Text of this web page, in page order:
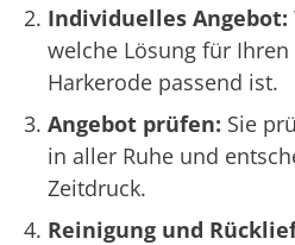
Individuelles Angebot:
welche Lösung für
Harkerode passend ist.
Angebot prüfen: Sie
in aller Ruhe und
Zeitdruck.
Reinigung und